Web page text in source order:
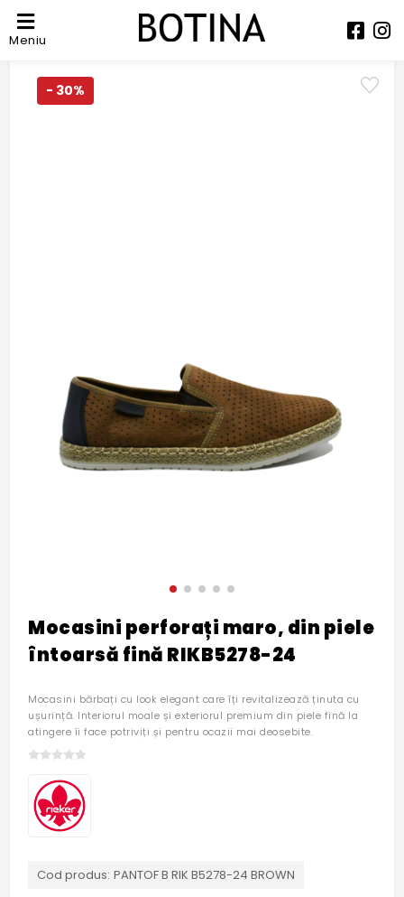
Meniu
- 30%
Mocasini perforați maro, din piele
întoarsă fină RIKB5278-24
Mocasini bărbați cu look elegant care îți revitalizează ținuta cu
ușurință. Interiorul moale și exteriorul premium din piele fină la
atingere îi face potriviți și pentru ocazii mai deosebite.
Cod produs: PANTOF B RIK B5278-24 BROWN